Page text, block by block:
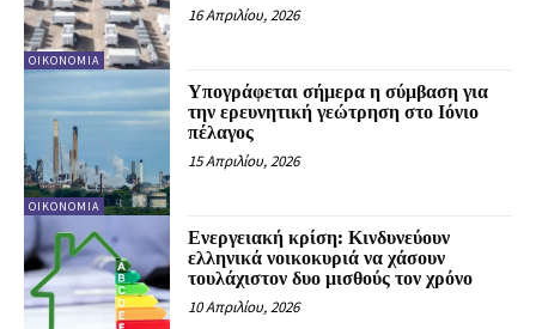
ΟΙΚΟΝΟΜΊΑ
16 Απριλίου, 2026
ΟΙΚΟΝΟΜΊΑ
Υπογράφεται σήμερα η σύμβαση για
την ερευνητική γεώτρηση στο Ιόνιο
πέλαγος
15 Απριλίου, 2026
Ενεργειακή κρίση: Κινδυνεύουν
ελληνικά νοικοκυριά να χάσουν
τουλάχιστον δυο μισθούς τον χρόνο
10 Απριλίου, 2026